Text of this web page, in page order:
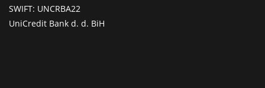
SWIFT: UNCRBA22
UniCredit Bank d. d. BiH